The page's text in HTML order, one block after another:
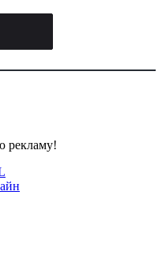
рекламу!